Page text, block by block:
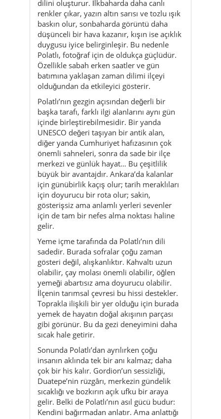
Polatlı, fotoğraf için de oldukça güçlüdür.
Özellikle sabah erken saatler ve gün
batımına yaklaşan zaman dilimi ilçeyi
olduğundan da etkileyici gösterir.
Polatlı’nın gezgin açısından değerli bir
başka tarafı, farklı ilgi alanlarını aynı gün
içinde birleştirebilmesidir. Bir yanda
UNESCO değeri taşıyan bir antik alan,
diğer yanda Cumhuriyet hafızasının çok
önemli sahneleri, sonra da sade bir ilçe
merkezi ve günlük hayat… Bu çeşitlilik
büyük bir avantajdır. Ankara’da kalanlar
için günübirlik kaçış olur; tarih meraklıları
için doyurucu bir rota olur; sakin,
gösterişsiz ama anlamlı yerleri sevenler
için de tam bir nefes alma noktası haline
gelir.
Yeme içme tarafında da Polatlı’nın dili
sadedir. Burada sofralar çoğu zaman
gösteri değil, alışkanlıktır. Kahvaltı uzun
olabilir, çay molası önemli olabilir, öğlen
yemeği abartısız ama doyurucu olabilir.
İlçenin tarımsal çevresi bu hissi destekler.
Toprakla ilişkili bir yer olduğu için burada
yemek de hayatın doğal akışının parçası
gibi görünür. Bu da gezi deneyimini daha
sıcak hale getirir.
Sonunda Polatlı’dan ayrılırken çoğu
insanın aklında tek bir anı kalmaz; daha
çok bir his kalır. Gordion’un sessizliği,
Duatepe’nin rüzgârı, merkezin gündelik
sıcaklığı ve bozkırın açık ufku bir araya
gelir. Belki de Polatlı’nın asıl gücü budur:
Kendini bağırmadan anlatır. Ama anlattığı
şey uzun süre sende kalır. Ankara
çevresinde gerçekten karakterli, derin ve
tekrar gidilesi bir rota arayanlar için Polatlı
çok güçlü bir seçenektir.